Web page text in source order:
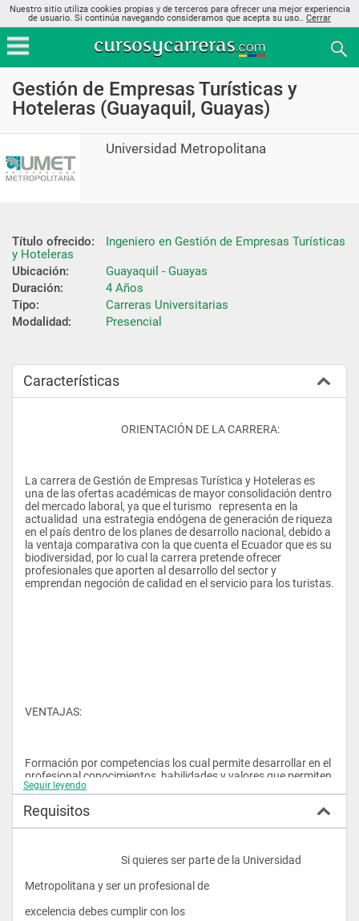
Nuestro sitio utiliza cookies propias y de terceros para ofrecer una mejor experiencia
de usuario. Si continúa navegando consideramos que acepta su uso.. Cerrar
Gestión de Empresas Turísticas y
Hoteleras (Guayaquil, Guayas)
Universidad Metropolitana
Título ofrecido:
Ingeniero en Gestión de Empresas Turísticas
y Hoteleras
Ubicación:
Guayaquil - Guayas
Duración:
4 Años
Tipo:
Carreras Universitarias
Modalidad:
Presencial
Características
					ORIENTACIÓN DE LA CARRERA:
La carrera de Gestión de Empresas Turística y Hoteleras es
una de las ofertas académicas de mayor consolidación dentro
del mercado laboral, ya que el turismo   representa en la
actualidad  una estrategia endógena de generación de riqueza
en el país dentro de los planes de desarrollo nacional, debido a
la ventaja comparativa con la que cuenta el Ecuador que es su
biodiversidad, por lo cual la carrera pretende ofrecer
profesionales que aporten al desarrollo del sector y
emprendan negoción de calidad en el servicio para los turistas.
VENTAJAS:
Formación por competencias los cual permite desarrollar en el
profesional conocimientos, habilidades y valores que permiten
desenvolverse en el campo laboral con excelencia.
de alcanzar un alto nivel de capacitación y actualización,
contraigan con responsabilidad los principios éticos y las
normas morales en su proceder en el campo social y laboral de
la hotelería y turismo.
Seguir leyendo
Requisitos
					Si quieres ser parte de la Universidad
Metropolitana y ser un profesional de
excelencia debes cumplir con los